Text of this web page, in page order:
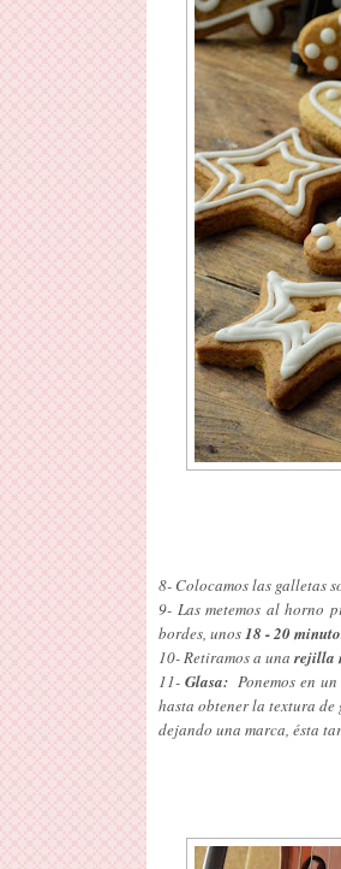
8- Colocamos las galletas
9- Las metemos al horno
bordes, unos18 - 20
10- Retiramos a una rejilla
11- Glasa:Ponemos en
hasta obtener la textura
dejando una marca, ésta